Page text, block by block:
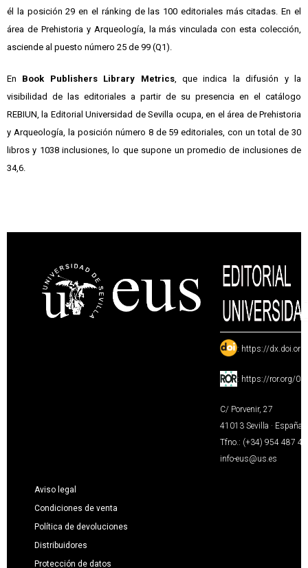
él la posición 29 en el ránking de las 100 editoriales más citadas. En el
área de Prehistoria y Arqueología, la más vinculada con esta colección,
asciende al puesto número 25 de 99 (Q1).
En Book Publishers Library Metrics, que indica la difusión y la
visibilidad de las editoriales a partir de su presencia en el catálogo
REBIUN, la Editorial Universidad de Sevilla ocupa, en el área de Prehistoria
y Arqueología, la posición número 8 de 59 editoriales, con un total de 30
libros y 1038 inclusiones, lo que supone un promedio de inclusiones de
34,6.
: https://
: https://ror.org/
C/ Porvenir, 27
41013 Sevilla · España
Tfno.: (+34) 954 487
info-eus@us.es
Aviso legal
Condiciones de venta
Política de devoluciones
Distribuidores
Protección de datos